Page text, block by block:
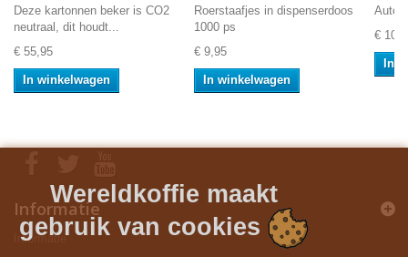
Deze kartonnen beker is CO2
neutraal, dit houdt...
€ 55,95
In winkelwagen
Roerstaafjes in dispenserdoos
1000 ps
€ 9,95
In winkelwagen
€
In
Informatie
Informatie
Wereldkoffie maakt
gebruik van cookies